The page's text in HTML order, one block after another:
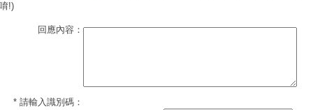
唷!)
回應內容：
* 請輸入識別碼：